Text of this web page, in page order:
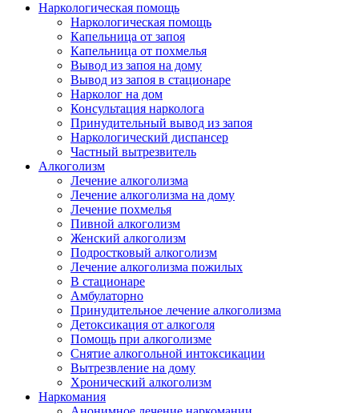
Наркологическая помощь
Наркологическая помощь
Капельница от запоя
Капельница от похмелья
Вывод из запоя на дому
Вывод из запоя в стационаре
Нарколог на дом
Консультация нарколога
Принудительный вывод из запоя
Наркологический диспансер
Частный вытрезвитель
Алкоголизм
Лечение алкоголизма
Лечение алкоголизма на дому
Лечение похмелья
Пивной алкоголизм
Женский алкоголизм
Подростковый алкоголизм
Лечение алкоголизма пожилых
В стационаре
Амбулаторно
Принудительное лечение алкоголизма
Детоксикация от алкоголя
Помощь при алкоголизме
Снятие алкогольной интоксикации
Вытрезвление на дому
Хронический алкоголизм
Наркомания